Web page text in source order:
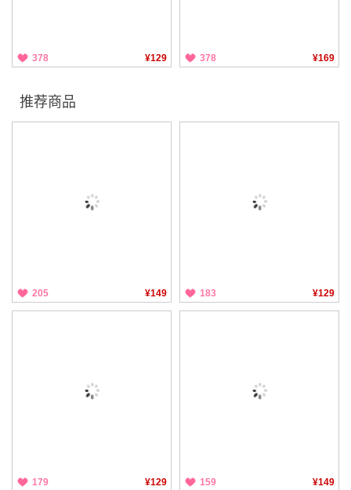
378 ¥129 378 ¥169
推荐商品
205 ¥149 183 ¥129
179 ¥129 159 ¥149